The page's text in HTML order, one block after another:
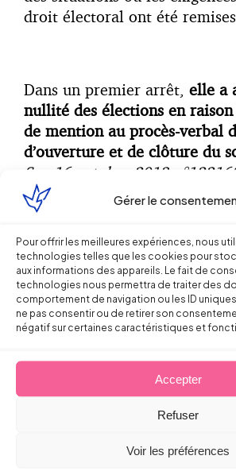
Gérer le
Pour offrir les meilleures expériences, nous
technologies telles que les cookies pour
aux informations des appareils. Le fait de
technologies nous permettra de traiter des
comportement de navigation ou les ID
ne pas consentir ou de retirer son
négatif sur certaines caractéristiques et
Accepter
Refuser
Voir les préférences
droit électoral ont été remises
Dans un premier arrêt, elle a
nullité des élections en raison
de mention au procès-verbal
d’ouverture et de clôture du
Soc 16 octobre 2013
confirmant ainsi un de ses
(Cass. Soc 28 mars 2012 n°
Dans un second arrêt, la
élections était encourue en
désignation unilatérale par
préélectoral (signé à la
désignait les membres du
entre l’employeur et les